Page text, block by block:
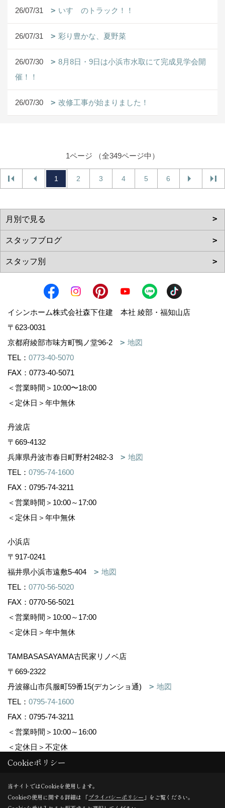
26/07/31 いすゞのトラック！！
26/07/31 彩り豊かな、夏野菜
26/07/30
8月8日・9日は小浜市水取にて完成見学会開
催！！
26/07/30 改修工事が始まりました！
1ページ （全349ページ中）
1 2 3 4 5 6
イシンホーム株式会社森下住建 本社 綾部・福知山店
〒623-0031
京都府綾部市味方町鴨ノ堂96-2
地図
TEL： 0773-40-5070
FAX：0773-40-5071
＜営業時間＞10:00〜18:00
＜定休日＞年中無休
丹波店
〒669-4132
兵庫県丹波市春日町野村2482-3
地図
TEL： 0795-74-1600
FAX：0795-74-3211
＜営業時間＞10:00～17:00
＜定休日＞年中無休
小浜店
〒917-0241
福井県小浜市遠敷5-404
地図
TEL： 0770-56-5020
FAX：0770-56-5021
＜営業時間＞10:00～17:00
＜定休日＞年中無休
TAMBASASAYAMA古民家リノベ店
〒669-2322
丹波篠山市呉服町59番15(デカンショ通)
地図
TEL： 0795-74-1600
FAX：0795-74-3211
＜営業時間＞10:00～16:00
＜定休日＞不定休
Copyright (c) 株式会社森下住建. All Rights Reserved.
Produced byゴデスクリエイト
Cookieポリシー
当サイトではCookieを使用します。
Cookieの使用に関する詳細は 「プライバシーポリシー 」をご覧ください。